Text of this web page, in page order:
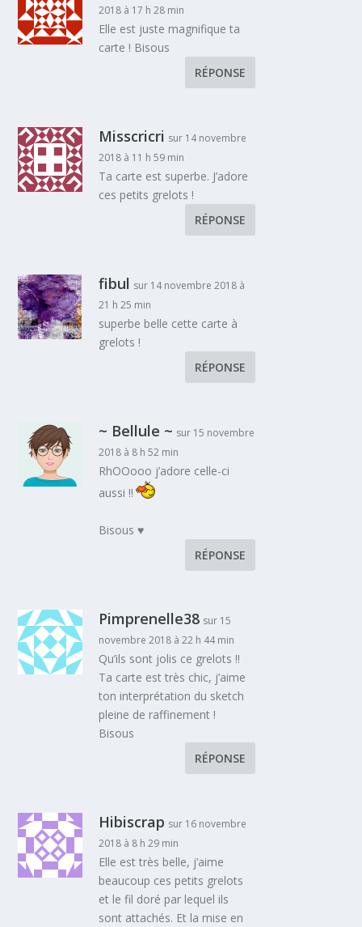
2018 à 17 h 28 min
Elle est juste magnifique ta
carte ! Bisous
RÉPONSE
Misscricri sur 14 novembre
2018 à 11 h 59 min
Ta carte est superbe. J’adore
ces petits grelots !
RÉPONSE
fibul sur 14 novembre 2018 à
21 h 25 min
superbe belle cette carte à
grelots !
RÉPONSE
~ Bellule ~ sur 15 novembre
2018 à 8 h 52 min
RhOOooo j’adore celle-ci
aussi !!
Bisous ♥
RÉPONSE
Pimprenelle38 sur 15
novembre 2018 à 22 h 44 min
Qu’ils sont jolis ce grelots !!
Ta carte est très chic, j’aime
ton interprétation du sketch
pleine de raffinement !
Bisous
RÉPONSE
Hibiscrap sur 16 novembre
2018 à 8 h 29 min
Elle est très belle, j’aime
beaucoup ces petits grelots
et le fil doré par lequel ils
sont attachés. Et la mise en